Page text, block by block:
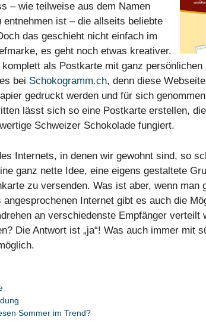
– wie teilweise aus dem Namen
ist – die allseits beliebte
das geschieht nicht einfach im
es geht noch etwas kreativer.
als Postkarte mit ganz
bei Schokogramm.ch, denn diese
gedruckt werden und für sich
lässt sich so eine Postkarte erstellen,
Schweizer Schokolade fungiert.
Internets, in denen wir gewohnt sind, so
ganz nette Idee, eine eigens gestaltete
zu versenden. Was ist aber, wenn man
Internet gibt es auch die
an verschiedenste Empfänger verteilt
Die Antwort ist „ja“! Was auch immer mit
Sommer im Trend?